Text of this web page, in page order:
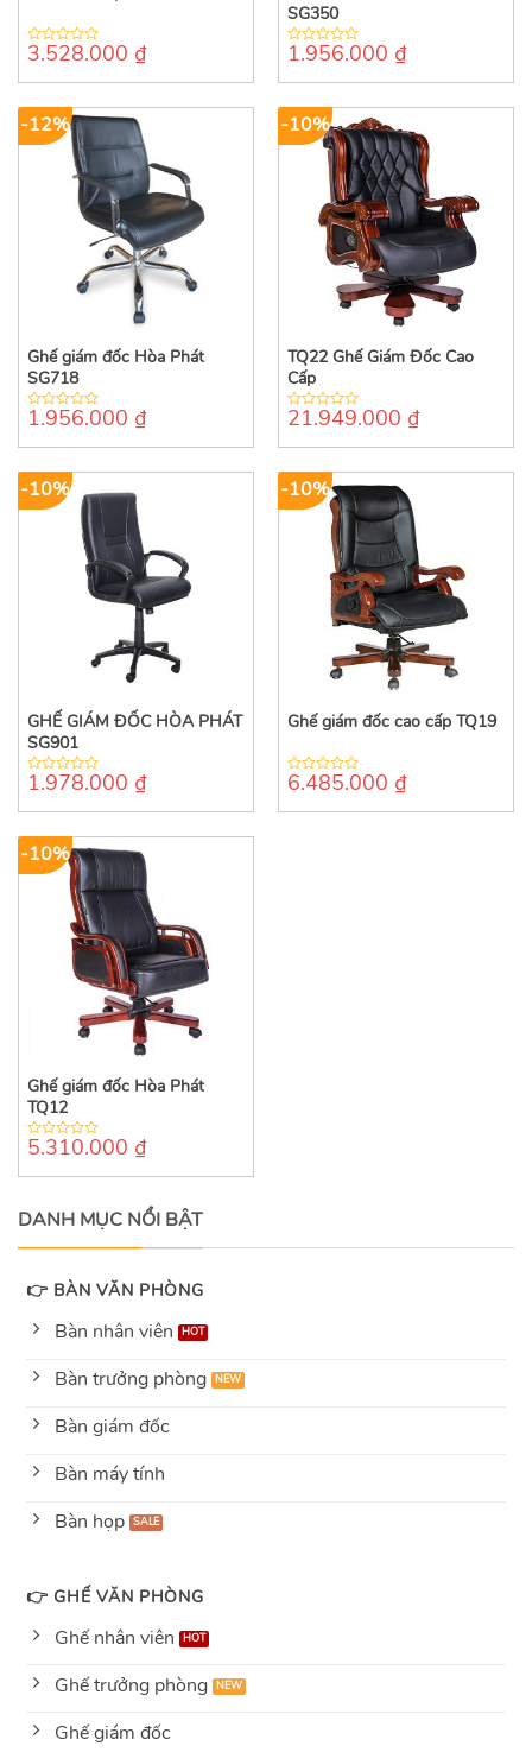
0
of
3.528.000 ₫
SG350
0
of
1.956.000 ₫
-12%
Ghế giám đốc Hòa Phát
SG718
0
of
1.956.000 ₫
-10%
TQ22 Ghế Giám Đốc Cao
Cấp
0
of
21.949.000 ₫
-10%
GHẾ GIÁM ĐỐC HÒA PHÁT
SG901
0
of
1.978.000 ₫
-10%
Ghế giám đốc cao cấp TQ19
0
of
6.485.000 ₫
-10%
Ghế giám đốc Hòa Phát
TQ12
0
of
5.310.000 ₫
DANH MỤC NỔI BẬT
👉 BÀN VĂN PHÒNG
Bàn nhân viên
Bàn trưởng phòng
Bàn giám đốc
Bàn máy tính
Bàn họp
👉 GHẾ VĂN PHÒNG
Ghế nhân viên
Ghế trưởng phòng
Ghế giám đốc